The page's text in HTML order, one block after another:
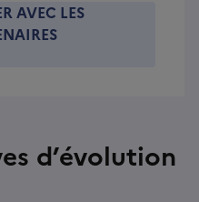
AVEC LES
d’évolution